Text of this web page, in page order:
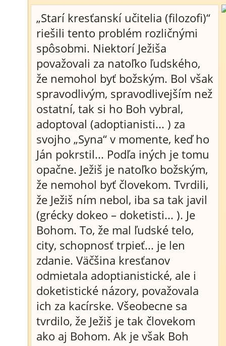
„Starí kresťanskí učitelia (filozofi)“
riešili tento problém rozličnými
spôsobmi. Niektorí Ježiša
považovali za natoľko ľudského,
že nemohol byť božským. Bol však
spravodlivým, spravodlivejším než
ostatní, tak si ho Boh vybral,
adoptoval (adoptianisti... ) za
svojho „Syna“ v momente, keď ho
Ján pokrstil... Podľa iných je tomu
opačne. Ježiš je natoľko božským,
že nemohol byť človekom. Tvrdili,
že Ježiš ním nebol, iba sa tak javil
(grécky dokeo – doketisti... ). Je
Bohom. To, že mal ľudské telo,
city, schopnosť trpieť... je len
zdanie. Väčšina kresťanov
odmietala adoptianistické, ale i
doketistické názory, považovala
ich za kacírske. Všeobecne sa
tvrdilo, že Ježiš je tak človekom
ako aj Bohom. Ak je však Boh